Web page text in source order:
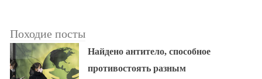
Походие посты
Найдено антитело, способное
противостоять разным